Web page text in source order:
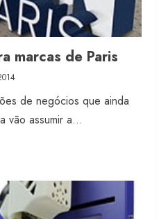
marcas de Paris
de negócios que ainda
vão assumir a...